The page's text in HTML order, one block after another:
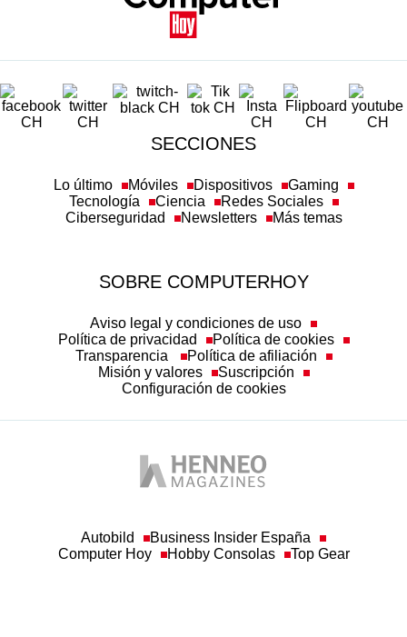
SECCIONES
Lo último Móviles Dispositivos
Gaming
Tecnología
Ciencia
Redes Sociales
Ciberseguridad
Newsletters Más temas
SOBRE COMPUTERHOY
Aviso legal y condiciones de uso
Política de privacidad
Política de cookies
Transparencia
Política de afiliación
Misión y valores
Suscripción
Configuración de cookies
Autobild
Business Insider España
Computer Hoy
Hobby Consolas Top Gear